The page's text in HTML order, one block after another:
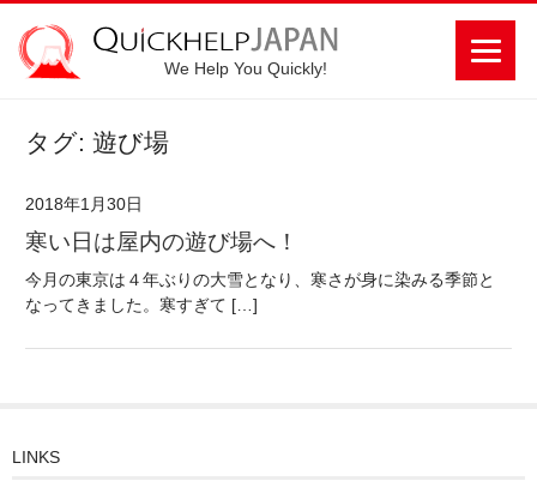
We Help You Quickly!
タグ: 遊び場
2018年1月30日
寒い日は屋内の遊び場へ！
今月の東京は４年ぶりの大雪となり、寒さが身に染みる季節と
なってきました。寒すぎて […]
LINKS